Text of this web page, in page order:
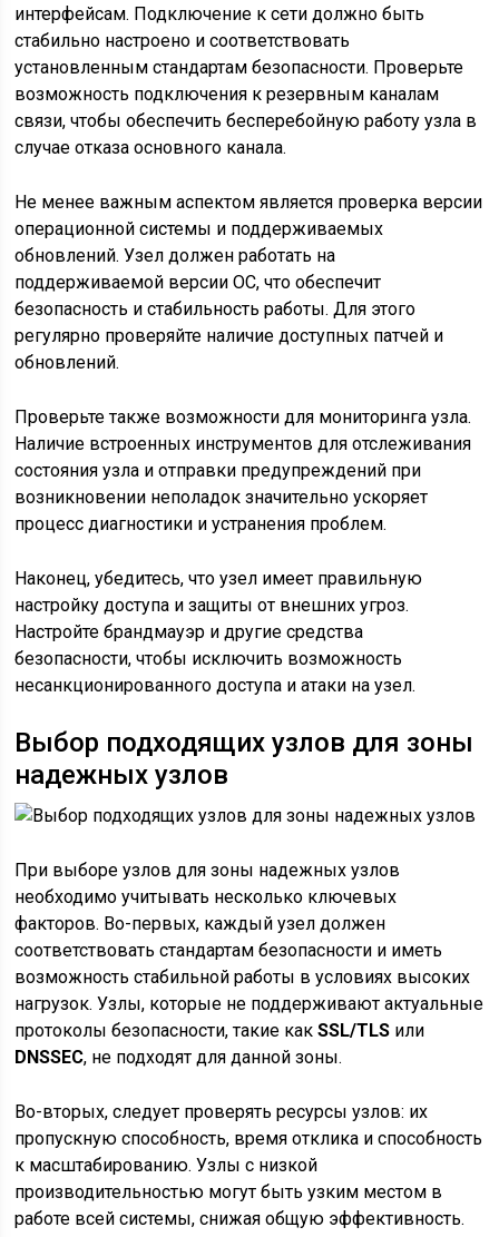
интерфейсам. Подключение к сети должно быть
стабильно настроено и соответствовать
установленным стандартам безопасности. Проверьте
возможность подключения к резервным каналам
связи, чтобы обеспечить бесперебойную работу узла в
случае отказа основного канала.
Не менее важным аспектом является проверка версии
операционной системы и поддерживаемых
обновлений. Узел должен работать на
поддерживаемой версии ОС, что обеспечит
безопасность и стабильность работы. Для этого
регулярно проверяйте наличие доступных патчей и
обновлений.
Проверьте также возможности для мониторинга узла.
Наличие встроенных инструментов для отслеживания
состояния узла и отправки предупреждений при
возникновении неполадок значительно ускоряет
процесс диагностики и устранения проблем.
Наконец, убедитесь, что узел имеет правильную
настройку доступа и защиты от внешних угроз.
Настройте брандмауэр и другие средства
безопасности, чтобы исключить возможность
несанкционированного доступа и атаки на узел.
Выбор подходящих узлов для зоны
надежных узлов
При выборе узлов для зоны надежных узлов
необходимо учитывать несколько ключевых
факторов. Во-первых, каждый узел должен
соответствовать стандартам безопасности и иметь
возможность стабильной работы в условиях высоких
нагрузок. Узлы, которые не поддерживают актуальные
протоколы безопасности, такие какSSL/TLS или
DNSSEC, не подходят для данной зоны.
Во-вторых, следует проверять ресурсы узлов: их
пропускную способность, время отклика и способность
к масштабированию. Узлы с низкой
производительностью могут быть узким местом в
работе всей системы, снижая общую эффективность.